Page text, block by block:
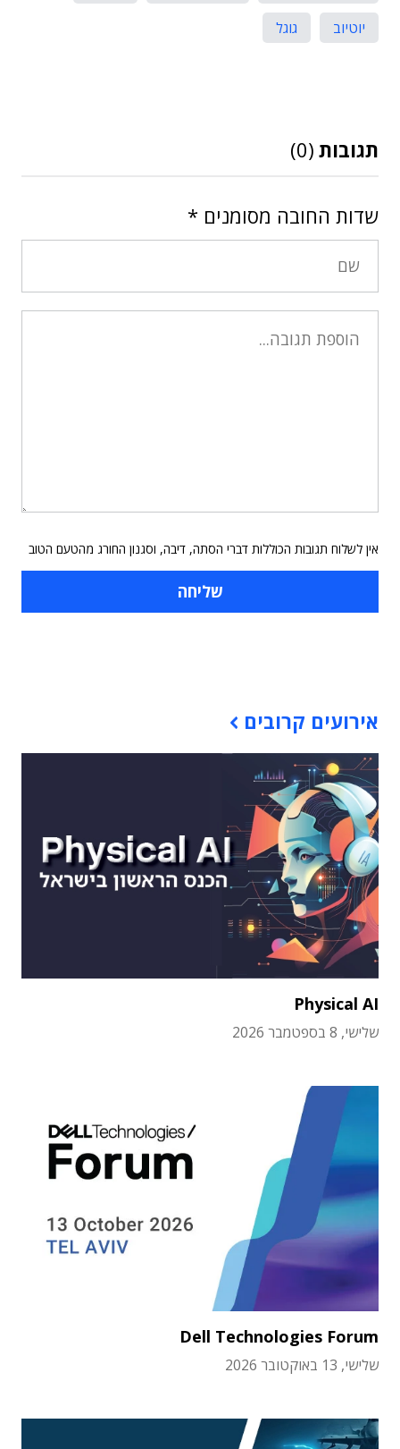
יוטיוב
גוגל
תגובות (0)
שדות החובה מסומנים *
אין לשלוח תגובות הכוללות דברי הסתה, דיבה, וסגנון החורג מהטעם הטוב
אירועים קרובים
Physical AI
שלישי, 8 בספטמבר 2026
Dell Technologies Forum
שלישי, 13 באוקטובר 2026